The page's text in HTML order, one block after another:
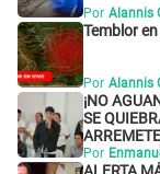
Por Alannis
Temblor
Por Alannis
¡NO
SE
Por